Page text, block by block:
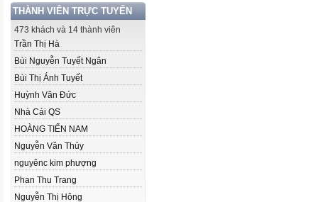
THÀNH VIÊN TRỰC TUYẾN
473 khách và 14 thành viên
Trần Thị Hà
Bùi Nguyễn Tuyết Ngân
Bùi Thị Ánh Tuyết
Huỳnh Văn Đức
Nhà Cái QS
HOÀNG TIẾN NAM
Nguyễn Văn Thủy
nguyênc kim phượng
Phan Thu Trang
Nguyễn Thị Hông